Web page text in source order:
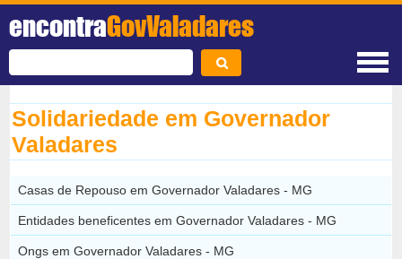
encontraGovValadares
Solidariedade em Governador
Valadares
Casas de Repouso em Governador Valadares - MG
Entidades beneficentes em Governador Valadares - MG
Ongs em Governador Valadares - MG